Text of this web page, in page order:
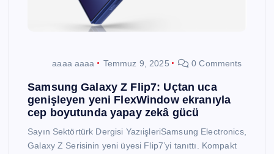
aaaa aaaa Temmuz 9, 2025 0 Comments
Samsung Galaxy Z Flip7: Uçtan uca
genişleyen yeni FlexWindow ekranıyla
cep boyutunda yapay zekâ gücü
Sayın Sektörtürk Dergisi YazıişleriSamsung Electronics,
Galaxy Z Serisinin yeni üyesi Flip7’yi tanıttı. Kompakt